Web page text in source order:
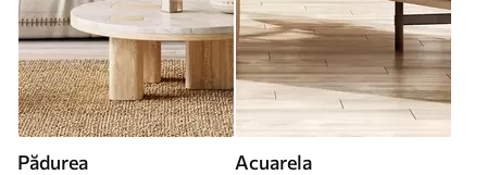
Pădurea Acuarela